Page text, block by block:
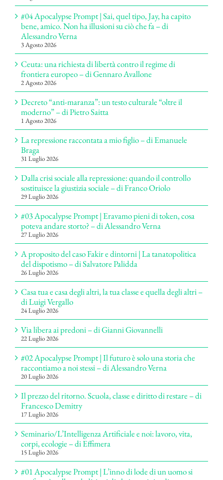
#04 Apocalypse Prompt | Sai, quel tipo, Jay, ha capito
bene, amico. Non ha illusioni su ciò che fa – di
Alessandro Verna
3 Agosto 2026
Ceuta: una richiesta di libertà contro il regime di
frontiera europeo – di Gennaro Avallone
2 Agosto 2026
Decreto “anti-maranza”: un testo culturale “oltre il
moderno” – di Pietro Saitta
1 Agosto 2026
La repressione raccontata a mio figlio – di Emanuele
Braga
31 Luglio 2026
Dalla crisi sociale alla repressione: quando il controllo
sostituisce la giustizia sociale – di Franco Oriolo
29 Luglio 2026
#03 Apocalypse Prompt | Eravamo pieni di token, cosa
poteva andare storto? – di Alessandro Verna
27 Luglio 2026
A proposito del caso Fakir e dintorni | La tanatopolitica
del dispotismo – di Salvatore Palidda
26 Luglio 2026
Casa tua e casa degli altri, la tua classe e quella degli altri –
di Luigi Vergallo
24 Luglio 2026
Via libera ai predoni – di Gianni Giovannelli
22 Luglio 2026
#02 Apocalypse Prompt | Il futuro è solo una storia che
raccontiamo a noi stessi – di Alessandro Verna
20 Luglio 2026
Il prezzo del ritorno. Scuola, classe e diritto di restare – di
Francesco Demitry
17 Luglio 2026
Seminario/L’Intelligenza Artificiale e noi: lavoro, vita,
corpi, ecologie – di Effimera
15 Luglio 2026
#01 Apocalypse Prompt | L’inno di lode di un uomo si